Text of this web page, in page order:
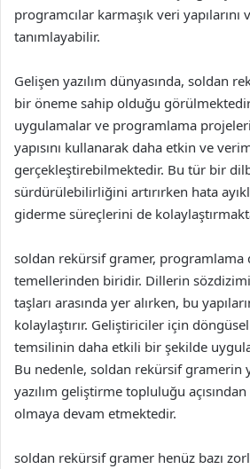
programcılar karmaşık veri
tanımlayabilir.
Gelişen yazılım dünyasında, soldan
bir öneme sahip olduğu
uygulamalar ve programlama
yapısını kullanarak daha etkin ve
gerçekleştirebilmektedir. Bu tür bir
sürdürülebilirliğini artırırken hata
giderme süreçlerini de
soldan rekürsif gramer, programlama
temellerinden biridir. Dillerin
taşları arasında yer alırken, bu
kolaylaştırır. Geliştiriciler için
temsilinin daha etkili bir şekilde
Bu nedenle, soldan rekürsif gramerin
yazılım geliştirme topluluğu
olmaya devam etmektedir.
soldan rekürsif gramer henüz bazı